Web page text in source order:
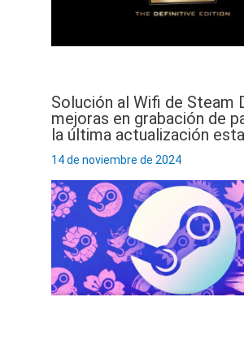
Solución al Wifi de Steam
mejoras en grabación de
la última actualización
14 de noviembre de 2024